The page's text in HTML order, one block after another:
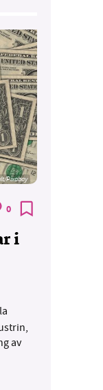
Pixabay
0
i
av